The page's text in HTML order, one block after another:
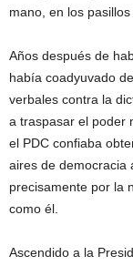
mano, en los pasillos
Años después de
había coadyuvado
verbales contra la
a traspasar el poder
el PDC confiaba
aires de democracia
precisamente por la
como él.
Ascendido a la